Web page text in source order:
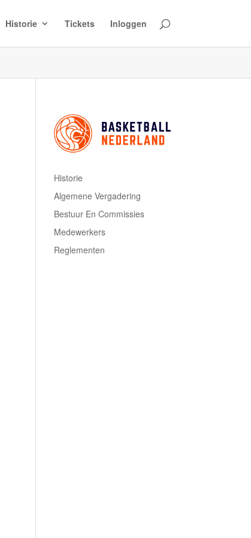
Historie Tickets Inloggen
Historie
Algemene Vergadering
Bestuur En Commissies
Medewerkers
Reglementen